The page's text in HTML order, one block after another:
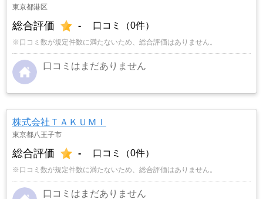
東京都港区
総合評価 - 口コミ（0件）
※口コミ数が規定件数に満たないため、総合評価はありません。
口コミはまだありません
株式会社ＴＡＫＵＭＩ
東京都八王子市
総合評価 - 口コミ（0件）
※口コミ数が規定件数に満たないため、総合評価はありません。
口コミはまだありません